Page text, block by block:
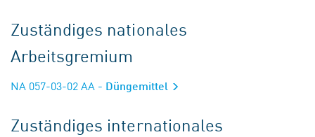
Zuständiges nationales
Arbeitsgremium
NA 057-03-02 AA - Düngemittel
Zuständiges internationales